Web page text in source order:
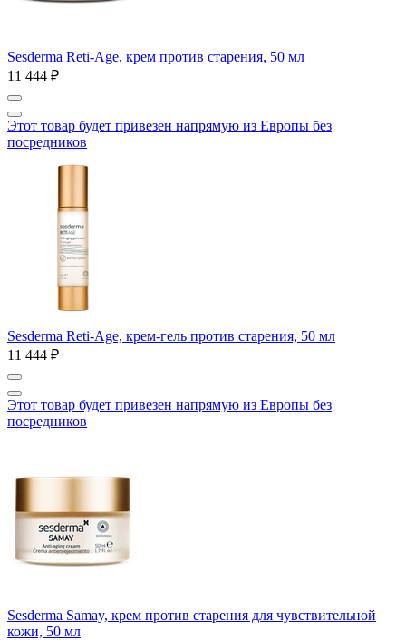
Sesderma Reti-Age, крем против старения, 50 мл
11 444 ₽
Этот товар будет привезен напрямую из Европы без
посредников
Sesderma Reti-Age, крем-гель против старения, 50 мл
11 444 ₽
Этот товар будет привезен напрямую из Европы без
посредников
Sesderma Samay, крем против старения для чувствительной
кожи, 50 мл